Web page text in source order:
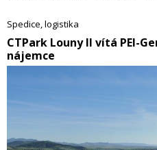
Spedice, logistika
​CTPark Louny II vítá PEI-
nájemce